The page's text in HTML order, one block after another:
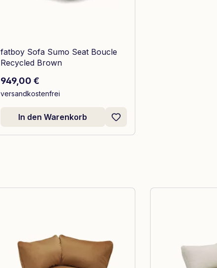
fatboy Sofa Sumo Seat Boucle
Recycled Brown
Regulärer Preis:
949,00 €
versandkostenfrei
In den Warenkorb